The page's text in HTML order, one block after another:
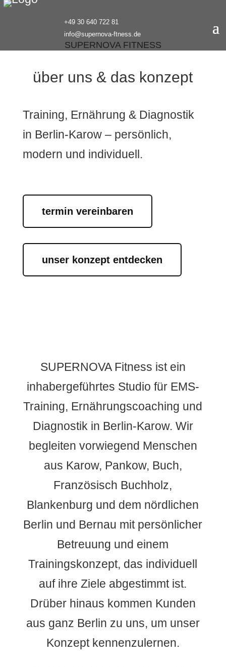
+49 30 640 722 81
info@supernova-ftness.de
SUPERNOVA FITNESS
über uns & das konzept
Training, Ernährung & Diagnostik
in Berlin-Karow – persönlich,
modern und individuell.
termin vereinbaren
unser konzept entdecken
SUPERNOVA Fitness ist ein
inhabergeführtes Studio für EMS-
Training, Ernährungscoaching und
Diagnostik in Berlin-Karow. Wir
begleiten vorwiegend Menschen
aus Karow, Pankow, Buch,
Französisch Buchholz,
Blankenburg und dem nördlichen
Berlin und Bernau mit persönlicher
Betreuung und einem
Trainingskonzept, das individuell
auf ihre Ziele abgestimmt ist.
Drüber hinaus kommen Kunden
aus ganz Berlin zu uns, um unser
Konzept kennenzulernen.